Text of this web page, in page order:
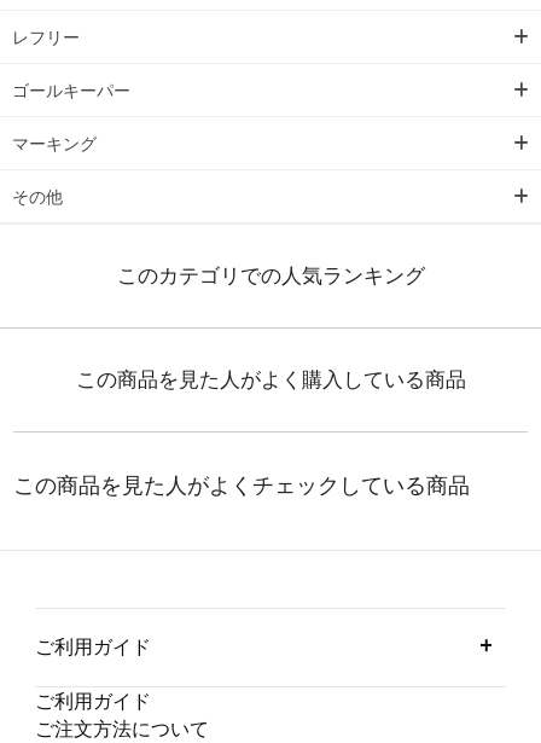
レフリー
ゴールキーパー
マーキング
その他
ご利用ガイド
ご利用ガイド
ご注文方法について